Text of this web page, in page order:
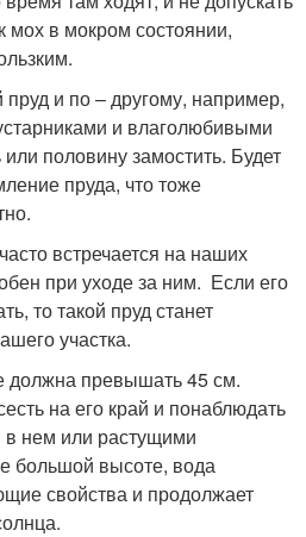
мох в мокром состоянии,
и по – другому, например,
и влаголюбивыми
половину замостить. Будет
пруда, что тоже
встречается на наших
при уходе за ним. Если его
то такой пруд станет
участка.
должна превышать 45 см.
на его край и понаблюдать
нем или растущими
большой высоте, вода
свойства и продолжает